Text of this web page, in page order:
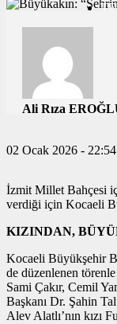
Ali Rıza
02 Ocak 2026 - 22:54
İzmit Millet Bahçesi
verdiği için Kocaeli
KIZINDAN,
Kocaeli Büyükşehir
de düzenlenen
Sami Çakır, Cemil
Başkanı Dr. Şahin
Alev Alatlı’nın kızı